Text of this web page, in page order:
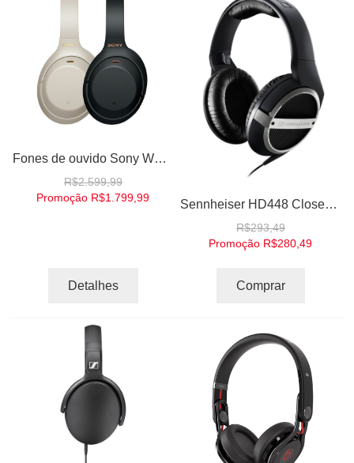
Fones de ouvido Sony WH-1000XM4 Noise Canceling Cancelamento de Ruído Alexa Siri Google Assistente
R$2.599,99
Promoção R$1.799,99
Detalhes
Sennheiser HD448 Closed Circumaural Hi-Fi Fone de Ouvido Headphones Over the ear
R$293,49
Promoção R$280,49
Comprar